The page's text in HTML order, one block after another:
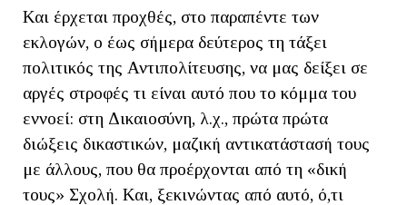
Και έρχεται προχθές, στο παραπέντε των
εκλογών, ο έως σήμερα δεύτερος τη τάξει
πολιτικός της Αντιπολίτευσης, να μας δείξει σε
αργές στροφές τι είναι αυτό που το κόμμα του
εννοεί: στη Δικαιοσύνη, λ.χ., πρώτα πρώτα
διώξεις δικαστικών, μαζική αντικατάστασή τους
με άλλους, που θα προέρχονται από τη «δική
τους» Σχολή. Και, ξεκινώντας από αυτό, ό,τι